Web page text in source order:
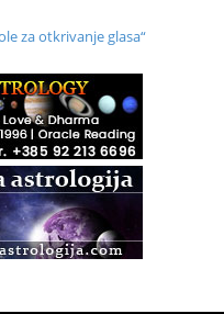
za otkrivanje glasa“
Online – otvoreno za
i Online